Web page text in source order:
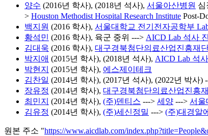
양수 (2016년 학사), (2018년 석사), 서울아산병원 심
> Houston Methodist Hospital Research Institute Post-
백지원 (2016 학사), 서울대학교 전기전자공학부
황석민 (2016 학사), 육군 중위 ---> AICD Lab 석사
김대욱 (2016 학사), 대구경북첨단의료산업진흥재
박지애 (2015년 학사), (2018년 석사), AICD Lab 석
박현지 (2015년 학사), 에스제이테크
김찬일 (2014년 학사), (2017년 석사), (2022년 박사)
장유정 (2014년 학사), 대구경북첨단의료산업진흥
최민지 (2014년 학사), (주)덴티스 ---> 세양 ---> 서울
김유정 (2014년 학사), (주)세신정밀 ---> (주)대경알
원본 주소 "https://www.aicdlab.com/